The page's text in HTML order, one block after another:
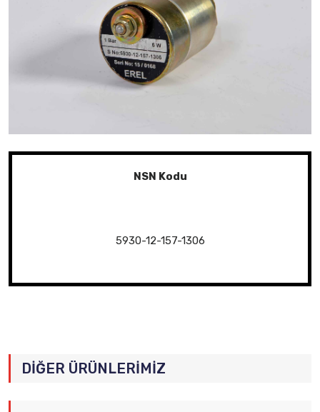
NSN Kodu
5930-12-157-1306
DIĞER ÜRÜNLERIMIZ